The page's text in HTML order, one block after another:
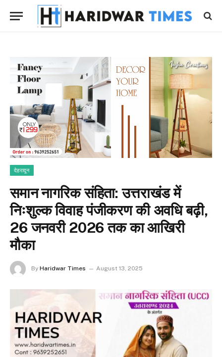
देहरादून
समान नागरिक संहिता: उत्तराखंड में
निःशुल्क विवाह पंजीकरण की अवधि बढ़ी,
26 जनवरी 2026 तक का आखिरी
मौका
By Haridwar Times August 13, 2025